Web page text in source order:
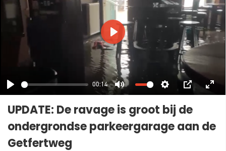
PLAY 00:14 MUTE
SETTINGS
PIP
PLAY
UPDATE: De ravage is groot bij de
ondergrondse parkeergarage aan de
Getfertweg